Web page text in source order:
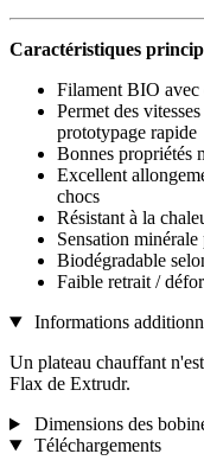
Caractéristiques
Filament BIO avec
Permet des
prototypage rapide
Bonnes propriétés
Excellent
chocs
Résistant à la
Sensation
Biodégradable
Faible retrait /
Informations
Un plateau chauffant
Flax de Extrudr.
Dimensions des
Téléchargements